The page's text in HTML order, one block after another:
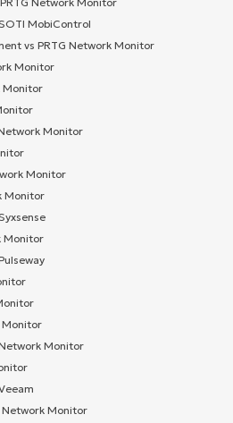
MobiControl
vs PRTG Network Monitor
Monitor
Monitor
Monitor
Monitor
Monitor
Monitor
Monitor
Monitor
Network Monitor